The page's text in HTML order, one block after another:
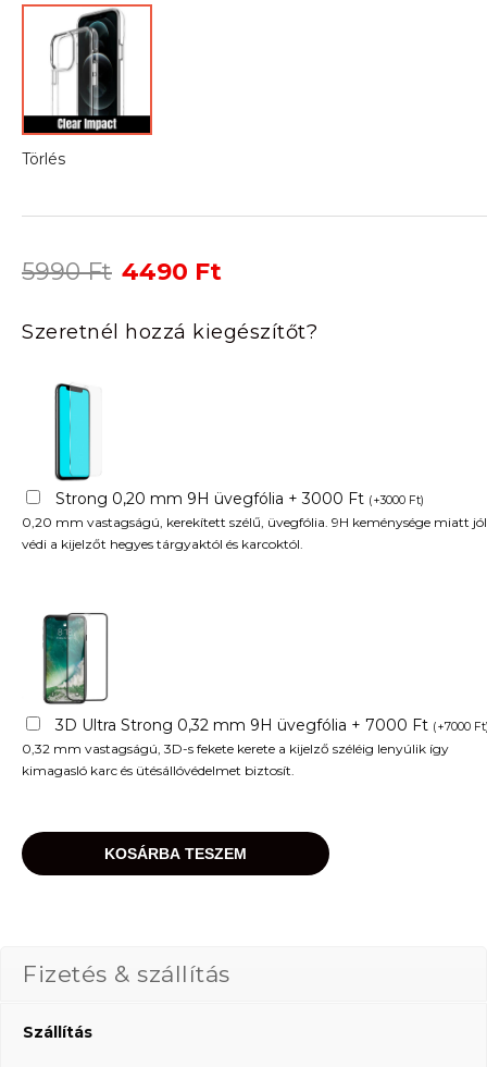
Törlés
5990Ft Original
was:
5990 Ft.
4490 Ft
is:
4490 Ft.
Szeretnél hozzá kiegészítőt?
Strong 0,20 mm 9H üvegfólia + 3000 Ft (+3000 Ft)
0,20 mm vastagságú, kerekített szélű, üvegfólia. 9H keménysége miatt jól
védi a kijelzőt hegyes tárgyaktól és karcoktól.
3D Ultra Strong 0,32 mm 9H üvegfólia + 7000 Ft (+7000 Ft
0,32 mm vastagságú, 3D-s fekete kerete a kijelző széléig lenyúlik így
kimagasló karc és ütésállóvédelmet biztosít.
KOSÁRBA TESZEM
Fizetés & szállítás
Szállítás